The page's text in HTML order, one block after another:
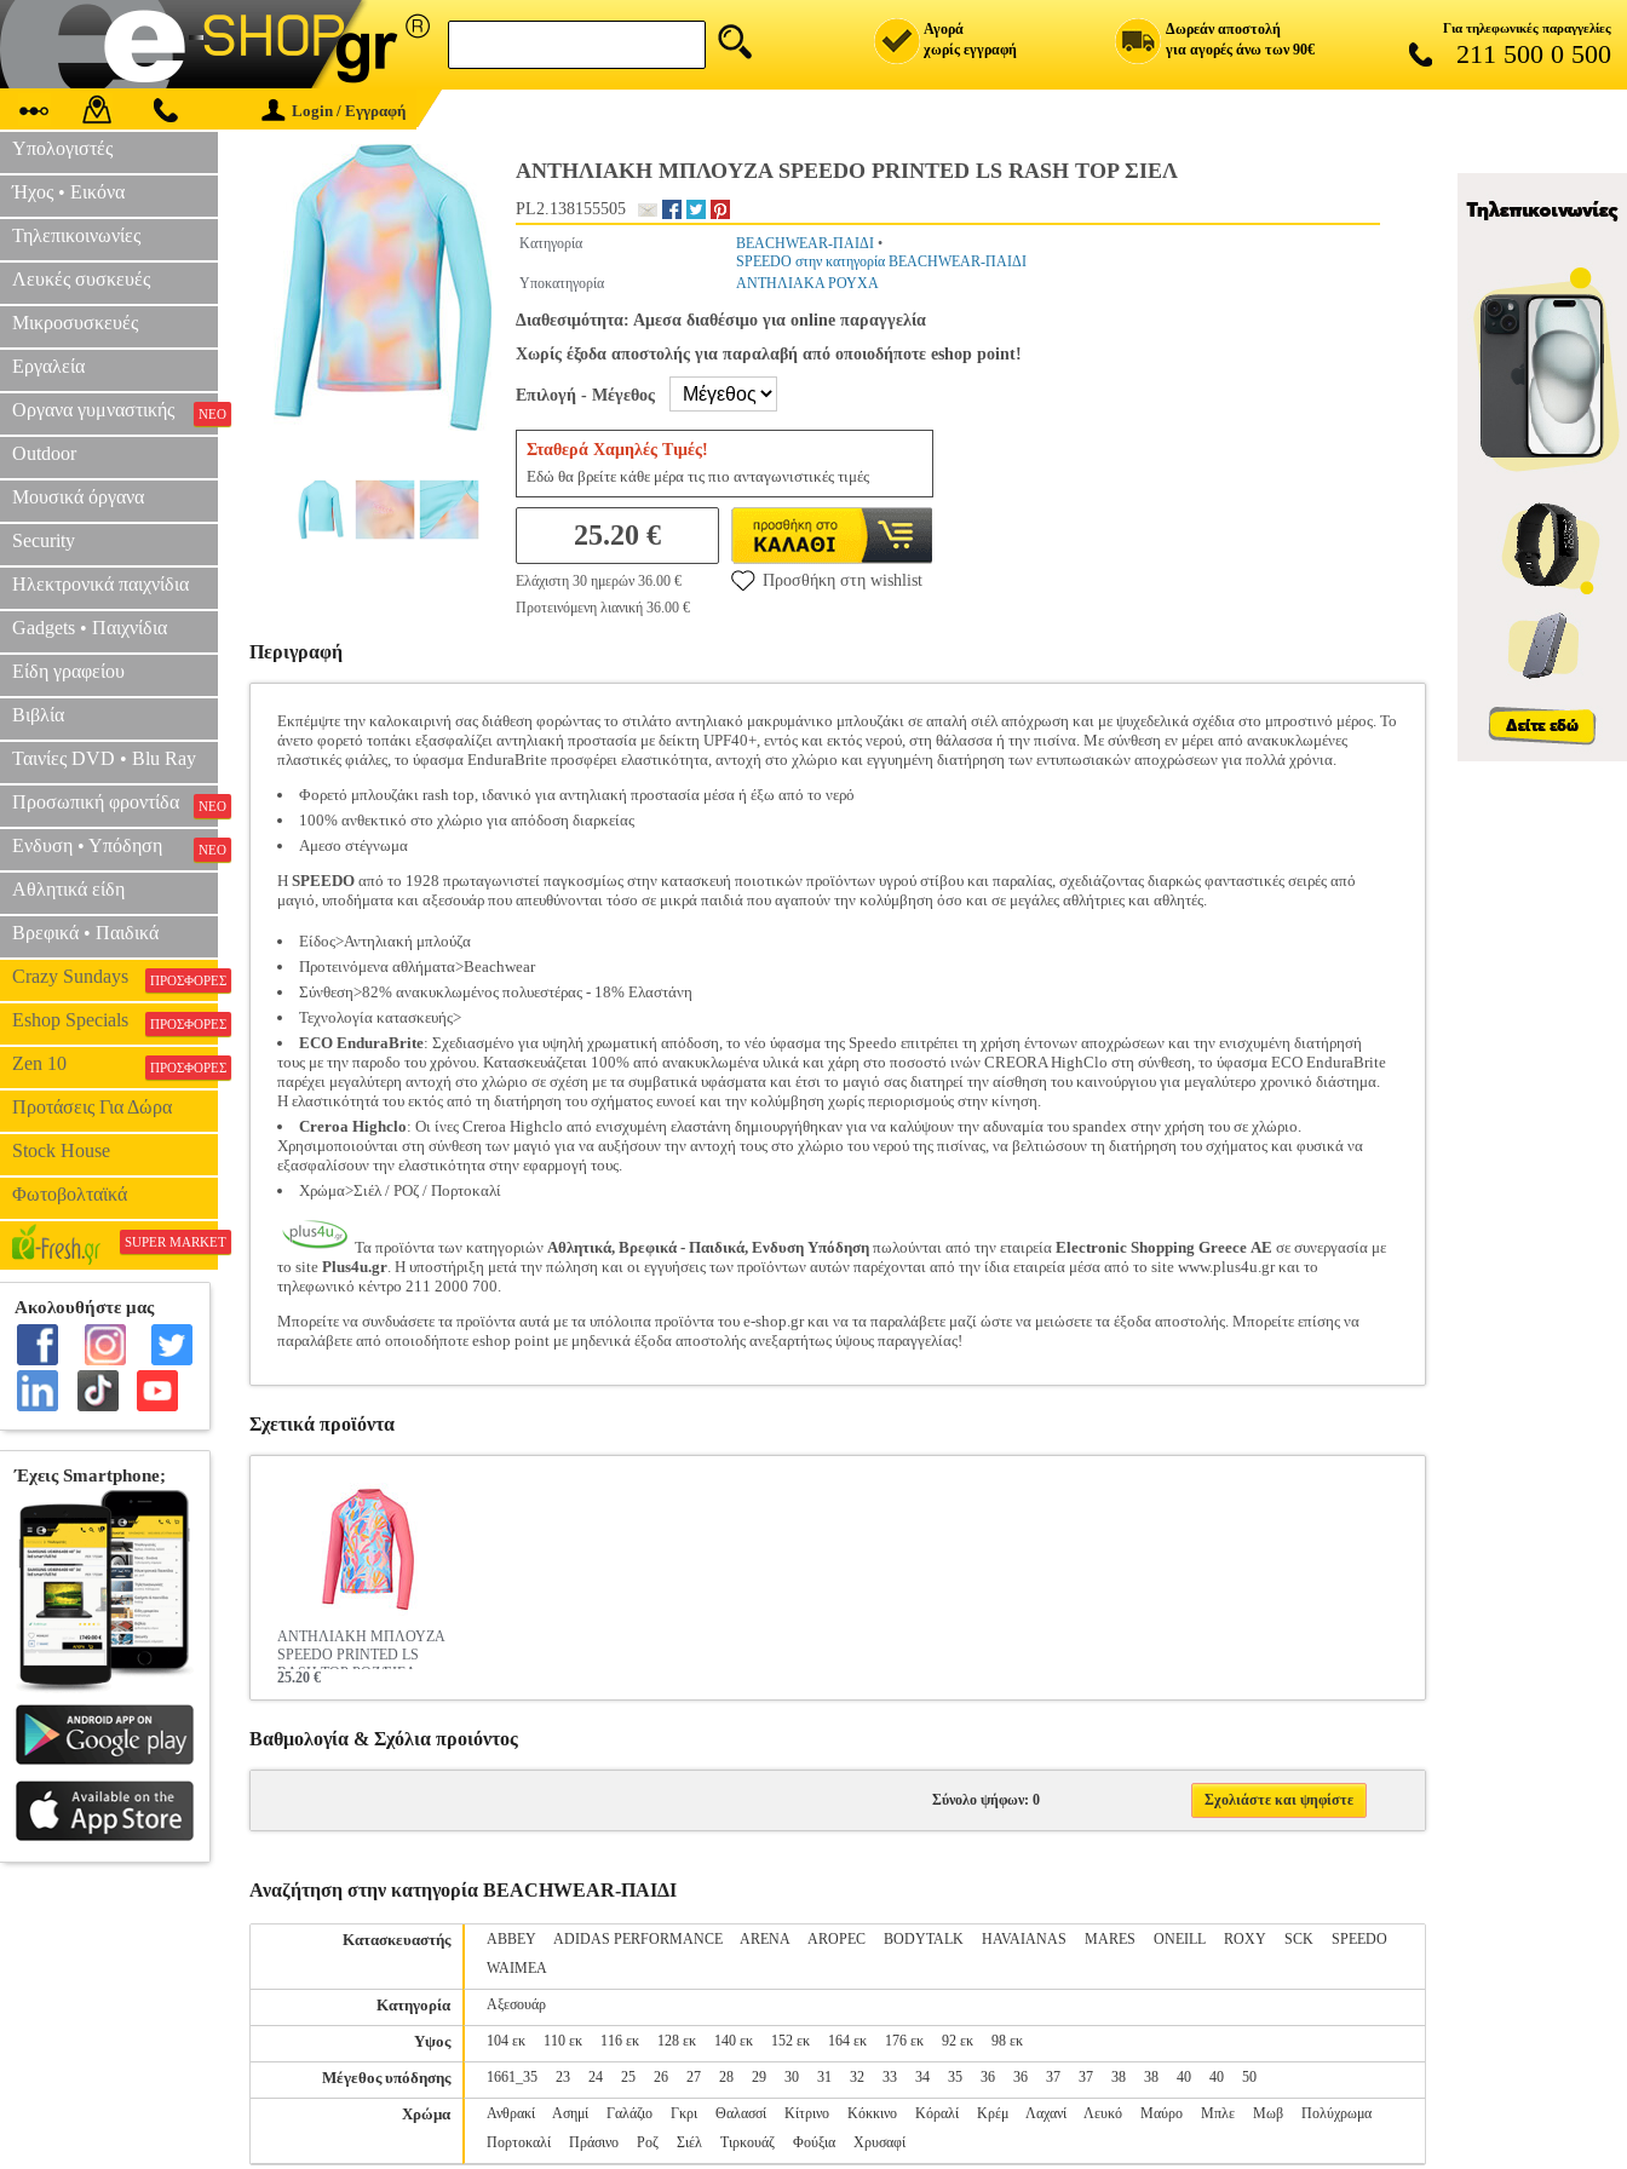
Αγορά
χωρίς εγγραφή
Δωρεάν αποστολή
για αγορές άνω των 90€
Για τηλεφωνικές παραγγελίες
211 500 0 500
Login / Εγγραφή
Υπολογιστές
Ήχος • Εικόνα
Τηλεπικοινωνίες
Λευκές συσκευές
Μικροσυσκευές
Εργαλεία
Οργανα γυμναστικής ΝΕΟ
Outdoor
Μουσικά όργανα
Security
Ηλεκτρονικά παιχνίδια
Gadgets • Παιχνίδια
Είδη γραφείου
Βιβλία
Ταινίες DVD • Blu Ray
Προσωπική φροντίδα ΝΕΟ
Ενδυση • Υπόδηση ΝΕΟ
Αθλητικά είδη
Βρεφικά • Παιδικά
Crazy Sundays ΠΡΟΣΦΟΡΕΣ
Eshop Specials ΠΡΟΣΦΟΡΕΣ
Zen 10 ΠΡΟΣΦΟΡΕΣ
Προτάσεις Για Δώρα
Stock House
Φωτοβολταϊκά
SUPER MARKET
ΑΝΤΗΛΙΑΚΗ ΜΠΛΟΥΖΑ SPEEDO PRINTED LS RASH TOP ΣΙΕΛ
PL2.138155505
Κατηγορία BEACHWEAR-ΠΑΙΔΙ •
SPEEDO στην κατηγορία BEACHWEAR-ΠΑΙΔΙ
Υποκατηγορία
ΑΝΤΗΛΙΑΚΑ ΡΟΥΧΑ
Διαθεσιμότητα: Αμεσα διαθέσιμο για online παραγγελία
Χωρίς έξοδα αποστολής για παραλαβή από οποιοδήποτε eshop point!
Επιλογή - Μέγεθος
Σταθερά Χαμηλές Τιμές!
Εδώ θα βρείτε κάθε μέρα τις πιο ανταγωνιστικές τιμές
25.20 €
Ελάχιστη 30 ημερών 36.00 €
Προτεινόμενη λιανική 36.00 €
Προσθήκη στη wishlist
Περιγραφή
Εκπέμψτε την καλοκαιρινή σας διάθεση φορώντας το στιλάτο αντηλιακό μακρυμάνικο μπλουζάκι σε απαλή σιέλ απόχρωση και με ψυχεδελικά σχέδια στο μπροστινό μέρος. Το
άνετο φορετό τοπάκι εξασφαλίζει αντηλιακή προστασία με δείκτη UPF40+, εντός και εκτός νερού, στη θάλασσα ή την πισίνα. Με σύνθεση εν μέρει από ανακυκλωμένες
πλαστικές φιάλες, το ύφασμα EnduraBrite προσφέρει ελαστικότητα, αντοχή στο χλώριο και εγγυημένη διατήρηση των εντυπωσιακών αποχρώσεων για πολλά χρόνια.
Φορετό μπλουζάκι rash top, ιδανικό για αντηλιακή προστασία μέσα ή έξω από το νερό
100% ανθεκτικό στο χλώριο για απόδοση διαρκείας
Αμεσο στέγνωμα
Η SPEEDO από το 1928 πρωταγωνιστεί παγκοσμίως στην κατασκευή ποιοτικών προϊόντων υγρού στίβου και παραλίας, σχεδιάζοντας διαρκώς φανταστικές σειρές από
μαγιό, υποδήματα και αξεσουάρ που απευθύνονται τόσο σε μικρά παιδιά που αγαπούν την κολύμβηση όσο και σε μεγάλες αθλήτριες και αθλητές.
Είδος>Αντηλιακή μπλούζα
Προτεινόμενα αθλήματα>Beachwear
Σύνθεση>82% ανακυκλωμένος πολυεστέρας - 18% Ελαστάνη
Τεχνολογία κατασκευής>
ECO EnduraBrite: Σχεδιασμένο για υψηλή χρωματική απόδοση, το νέο ύφασμα της Speedo επιτρέπει τη χρήση έντονων αποχρώσεων και την ενισχυμένη διατήρησή
τους με την παροδο του χρόνου. Κατασκευάζεται 100% από ανακυκλωμένα υλικά και χάρη στο ποσοστό ινών CREORA HighClo στη σύνθεση, το ύφασμα ECO EnduraBrite
παρέχει μεγαλύτερη αντοχή στο χλώριο σε σχέση με τα συμβατικά υφάσματα και έτσι το μαγιό σας διατηρεί την αίσθηση του καινούργιου για μεγαλύτερο χρονικό διάστημα.
Η ελαστικότητά του εκτός από τη διατήρηση του σχήματος ευνοεί και την κολύμβηση χωρίς περιορισμούς στην κίνηση.
Creroa Highclo: Οι ίνες Creroa Highclo από ενισχυμένη ελαστάνη δημιουργήθηκαν για να καλύψουν την αδυναμία του spandex στην χρήση του σε χλώριο.
Χρησιμοποιούνται στη σύνθεση των μαγιό για να αυξήσουν την αντοχή τους στο χλώριο του νερού της πισίνας, να βελτιώσουν τη διατήρηση του σχήματος και φυσικά να
εξασφαλίσουν την ελαστικότητα στην εφαρμογή τους.
Χρώμα>Σιέλ / ΡΟζ / Πορτοκαλί
Τα προϊόντα των κατηγοριών Αθλητικά, Βρεφικά - Παιδικά, Ενδυση Υπόδηση πωλούνται από την εταιρεία Electronic Shopping Greece ΑΕ σε συνεργασία με
το site Plus4u.gr. Η υποστήριξη μετά την πώληση και οι εγγυήσεις των προϊόντων αυτών παρέχονται από την ίδια εταιρεία μέσα από το site www.plus4u.gr και το
τηλεφωνικό κέντρο 211 2000 700.
Μπορείτε να συνδυάσετε τα προϊόντα αυτά με τα υπόλοιπα προϊόντα του e-shop.gr και να τα παραλάβετε μαζί ώστε να μειώσετε τα έξοδα αποστολής. Μπορείτε επίσης να
παραλάβετε από οποιοδήποτε eshop point με μηδενικά έξοδα αποστολής ανεξαρτήτως ύψους παραγγελίας!
Σχετικά προϊόντα
ΑΝΤΗΛΙΑΚΗ ΜΠΛΟΥΖΑ
SPEEDO PRINTED LS
RASH TOP ΡΟΖ/ΣΙΕΛ
25.20 €
Βαθμολογία & Σχόλια προιόντος
Σύνολο ψήφων: 0 Σχολιάστε και ψηφίστε
Αναζήτηση στην κατηγορία BEACHWEAR-ΠΑΙΔΙ
Κατασκευαστής ABBEY ADIDAS PERFORMANCE ARENA AROPEC BODYTALK HAVAIANAS MARES ONEILL ROXY SCK
SPEEDO
WAIMEA
Κατηγορία Αξεσουάρ
Υψος 104 εκ 110 εκ 116 εκ 128 εκ 140 εκ 152 εκ 164 εκ 176 εκ 92 εκ 98 εκ
Μέγεθος υπόδησης 1661_35 23 24 25 26 27 28 29 30 31 32 33 34 35 36 36 37 37 38 38 40 40 50
Χρώμα Ανθρακί Ασημί Γαλάζιο Γκρι Θαλασσί Κίτρινο Κόκκινο Κόραλί Κρέμ Λαχανί Λευκό Μαύρο Μπλε Μωβ
Πολύχρωμα
Πορτοκαλί
Πράσινο Ροζ Σιέλ Τιρκουάζ Φούξια Χρυσαφί